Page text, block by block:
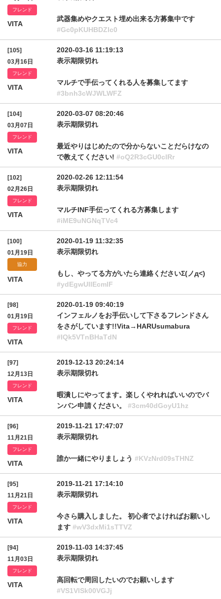
フレンド
VITA
武器集めやクエスト埋め出来る方募集中です
#Gc0pKUHBDZlc0
[105]
03月16日
フレンド
VITA
2020-03-16 11:19:13
表示期限切れ
マルチで手伝ってくれる人を募集してます
#3bnh3cWJWLWFZ
[104]
03月07日
フレンド
VITA
2020-03-07 08:20:46
表示期限切れ
最近やりはじめたので分からないことだらけなの
で教えてください! #oQ2R3cGU0clRr
[102]
02月26日
フレンド
VITA
2020-02-26 12:11:54
表示期限切れ
マルチINF手伝ってくれる方募集します
#iME9uNGNqTVc4
[100]
01月19日
協力
VITA
2020-01-19 11:32:35
表示期限切れ
もし、やってる方がいたら連絡くださいΣ(ノд<)
#ydEgwUllEcmlF
[98]
01月19日
フレンド
VITA
2020-01-19 09:40:19
インフェルノをお手伝いして下さるフレンドさん
をさがしています!!Vita→HARUsumabura
#IQk5VTnBHaTdN
[97]
12月13日
フレンド
VITA
2019-12-13 20:24:14
表示期限切れ
暇潰しにやってます。楽しくやれればいいのでバ
ンバン申請ください。 #3cm40dGoyU1hz
[96]
11月21日
フレンド
VITA
2019-11-21 17:47:07
表示期限切れ
誰か一緒にやりましょう #KVzNrd09sTHNZ
[95]
11月21日
フレンド
VITA
2019-11-21 17:14:10
表示期限切れ
今さら購入しました。 初心者でよければお願いし
ます #wV3dxMi1sTTVZ
[94]
11月03日
フレンド
VITA
2019-11-03 14:37:45
表示期限切れ
高回転で周回したいのでお願いします
#VS1VlSk00VGJj